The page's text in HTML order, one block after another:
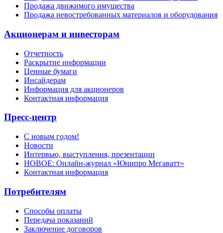
Продажа движимого имущества
Продажа невостребованных материалов и оборудования
Акционерам и инвесторам
Отчетность
Раскрытие информации
Ценные бумаги
Инсайдерам
Информация для акционеров
Контактная информация
Пресс-центр
С новым годом!
Новости
Интервью, выступления, презентации
НОВОЕ: Онлайн-журнал «Юнипро Мегаватт»
Контактная информация
Потребителям
Способы оплаты
Передача показаний
Заключение договоров